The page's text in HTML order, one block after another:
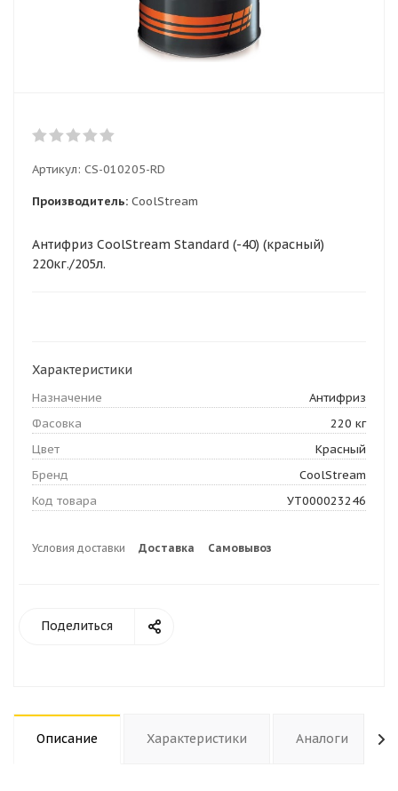
Артикул: CS-010205-RD
Производитель: CoolStream
Антифриз CoolStream Standard (-40) (красный)
220кг./205л.
Характеристики
Назначение
Антифриз
Фасовка
220 кг
Цвет
Красный
Бренд
CoolStream
Код товара
УТ000023246
Условия доставки Доставка Самовывоз
Поделиться
Описание Характеристики Аналоги